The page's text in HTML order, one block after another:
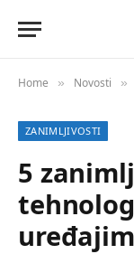
Home » Novosti »
ZANIMLJIVOSTI
5